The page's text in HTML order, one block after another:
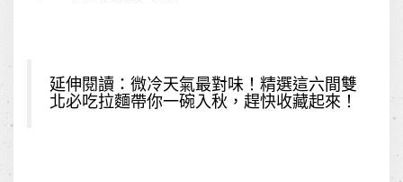
延伸閱讀： 微冷天氣最對味！精選這六間雙
北必吃拉麵帶你一碗入秋，趕快收藏起來！